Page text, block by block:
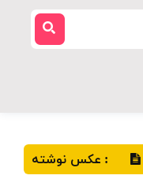
: عکس نوشته